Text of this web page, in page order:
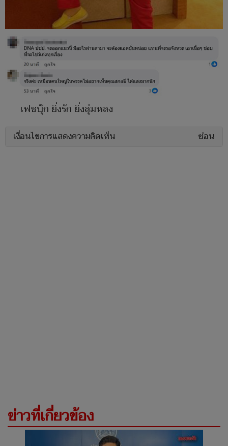
เฟซบุ๊ก ยิ่งรัก ยิ่งลุ่มหลง
เงื่อนไขการแสดงความคิดเห็น ซ่อน
ข่าวที่เกี่ยวข้อง